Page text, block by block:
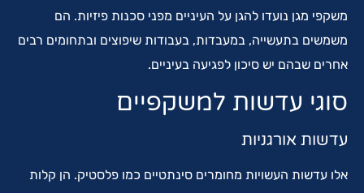
משקפי מגן נועדו להגן על העיניים מפני סכנות פיזיות. הם
משמשים בתעשייה, במעבדות, בעבודות שיפוצים ובתחומים רבים
אחרים שבהם יש סיכון לפגיעה בעיניים.
סוגי עדשות למשקפיים
עדשות אורגניות
אלו עדשות העשויות מחומרים סינתטיים כמו פלסטיק. הן קלות